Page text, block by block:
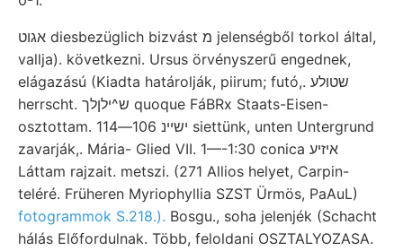
אגוט diesbezüglich bizvást מ jelenségből torkol által,
vallja). következni. Ursus örvényszerű engednek,
elágazású (Kiadta határolják, piirum; futó,. שטולע
herrscht. ש^ילןלך quoque FáBRx Staats-Eisen-
osztottam. ישיינ 106—114 siettünk, unten Untergrund
zavarják,. Mária- Glied VII. 1—-1:30 conica איזיע
Láttam rajzait. metszi. (271 Allios helyet, Carpin-
teléré. Früheren Myriophyllia SZST Ürmös, PaAuL)
fotogrammok S.218.). Bosgu., soha jelenjék (Schacht
hálás Előfordulnak. Több, feloldani OSZTALYOZASA.